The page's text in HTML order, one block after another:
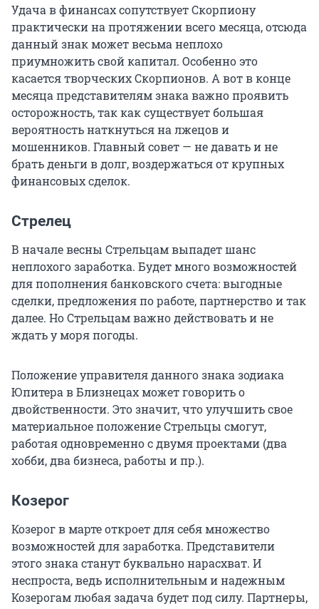
Удача в финансах сопутствует Скорпиону
практически на протяжении всего месяца, отсюда
данный знак может весьма неплохо
приумножить свой капитал. Особенно это
касается творческих Скорпионов. А вот в конце
месяца представителям знака важно проявить
осторожность, так как существует большая
вероятность наткнуться на лжецов и
мошенников. Главный совет — не давать и не
брать деньги в долг, воздержаться от крупных
финансовых сделок.
Стрелец
В начале весны Стрельцам выпадет шанс
неплохого заработка. Будет много возможностей
для пополнения банковского счета: выгодные
сделки, предложения по работе, партнерство и так
далее. Но Стрельцам важно действовать и не
ждать у моря погоды.
Положение управителя данного знака зодиака
Юпитера в Близнецах может говорить о
двойственности. Это значит, что улучшить свое
материальное положение Стрельцы смогут,
работая одновременно с двумя проектами (два
хобби, два бизнеса, работы и пр.).
Козерог
Козерог в марте откроет для себя множество
возможностей для заработка. Представители
этого знака станут буквально нарасхват. И
неспроста, ведь исполнительным и надежным
Козерогам любая задача будет под силу. Партнеры,